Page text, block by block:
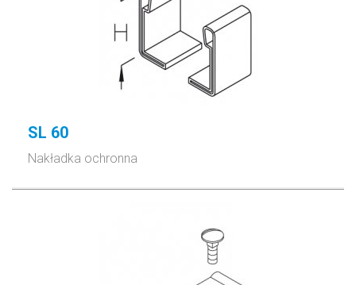
SL 60
Nakładka ochronna